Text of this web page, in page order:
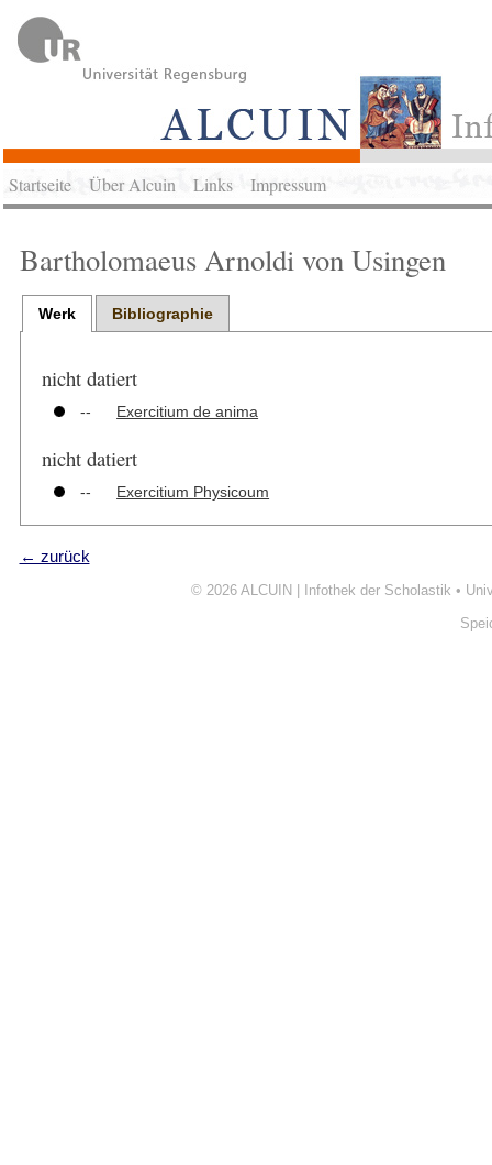
Startseite Über Alcuin Links Impressum
Bartholomaeus Arnoldi von Usingen
Werk Bibliographie
nicht datiert
-- Exercitium de anima
nicht datiert
-- Exercitium Physicoum
← zurück
© 2026 ALCUIN | Infothek der Scholastik •